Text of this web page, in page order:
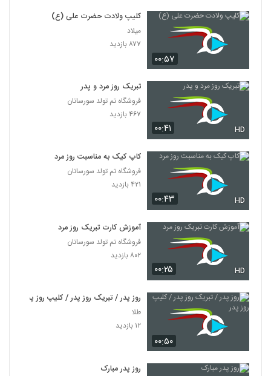
۰۰:۵۷
کلیپ ولادت حضرت علی (ع)
میلاد
۸۷۷ بازدید
۰۰:۴۱ HD
تبریک روز مرد و پدر
فروشگاه تم تولد سورساتان
۴۶۷ بازدید
۰۰:۴۳ HD
کاپ کیک به مناسبت روز مرد
فروشگاه تم تولد سورساتان
۴۲۱ بازدید
۰۰:۲۵ HD
آموزش کارت تبریک روز مرد
فروشگاه تم تولد سورساتان
۸۰۲ بازدید
۰۰:۵۰
روز پدر / تبریک روز پدر / کلیپ روز پدر
طلا
۱۲ بازدید
روز پدر مبارک